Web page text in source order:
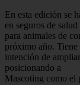
En esta edición se
en seguros de salud
para animales de
próximo año. Tiene
intención de
posicionando a
Mascoting como el